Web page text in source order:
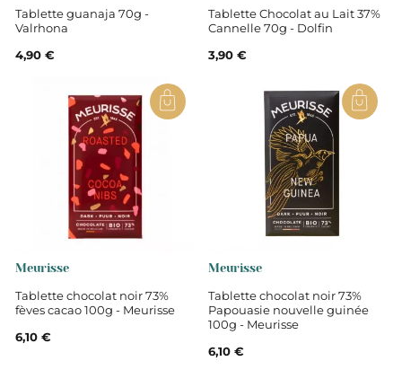
Tablette guanaja 70g -
Valrhona
4,90 €
Tablette Chocolat au Lait 37%
Cannelle 70g - Dolfin
3,90 €
Meurisse
Tablette chocolat noir 73%
fèves cacao 100g - Meurisse
6,10 €
Meurisse
Tablette chocolat noir 73%
Papouasie nouvelle guinée
100g - Meurisse
6,10 €